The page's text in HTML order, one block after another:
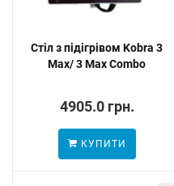
Стіл з підігрівом Kobra 3
Max/ 3 Max Combo
4905.0 грн.
КУПИТИ